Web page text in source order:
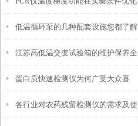
解：核心优势、应用场景及科学选购
指南
中的使用技巧
低温循环泵的几种配套设施您都了解
吗？
江苏高低温交变试验箱的维护保养全
攻略：清洁、校准与系统检查要点
蛋白质快速检测仪为何广受大众喜
爱？
各行业对农药残留检测仪的需求及使